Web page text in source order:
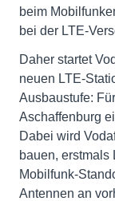
beim
bei der LTE-
Daher startet
neuen LTE-
Ausbaustufe:
Aschaffenburg
Dabei wird
bauen, erstmals
Mobilfunk-
Antennen an